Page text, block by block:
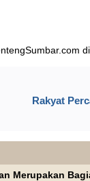
Rakyat
Merupakan